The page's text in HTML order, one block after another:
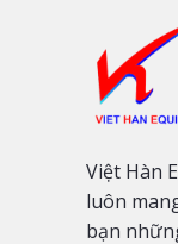
Việt Hàn
luôn
bạn